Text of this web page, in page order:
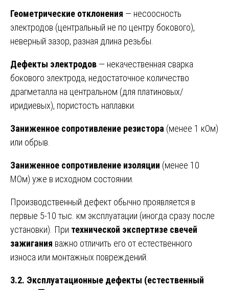
Геометрические отклонения — несоосность
электродов (центральный не по центру бокового),
неверный зазор, разная длина резьбы.
Дефекты электродов — некачественная сварка
бокового электрода, недостаточное количество
драгметалла на центральном (для платиновых/
иридиевых), пористость наплавки.
Заниженное сопротивление резистора (менее 1 кОм)
или обрыв.
Заниженное сопротивление изоляции (менее 10
МОм) уже в исходном состоянии.
Производственный дефект обычно проявляется в
первые 5-10 тыс. км эксплуатации (иногда сразу после
установки). При технической экспертизе свечей
зажигания важно отличить его от естественного
износа или монтажных повреждений.
3.2. Эксплуатационные дефекты (естественный